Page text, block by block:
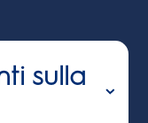
sulla